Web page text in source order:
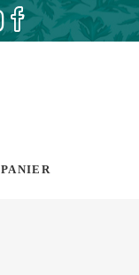
PANIER